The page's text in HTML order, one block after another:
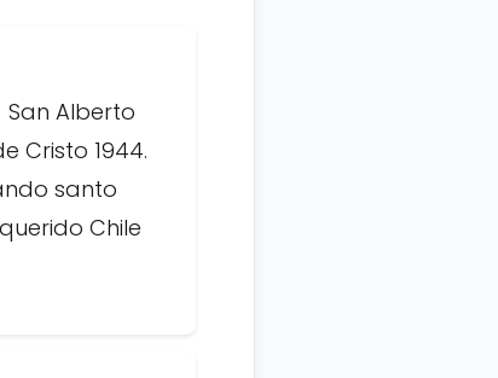
Alberto
Cristo 1944.
santo
Chile